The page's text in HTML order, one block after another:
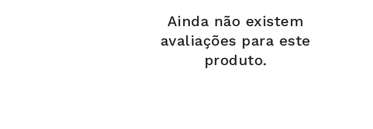
Ainda não existem
avaliações para este
produto.